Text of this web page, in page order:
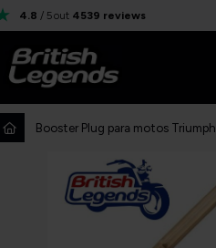
4.8 / 5out 4539 reviews
Booster Plug para motos Triumph